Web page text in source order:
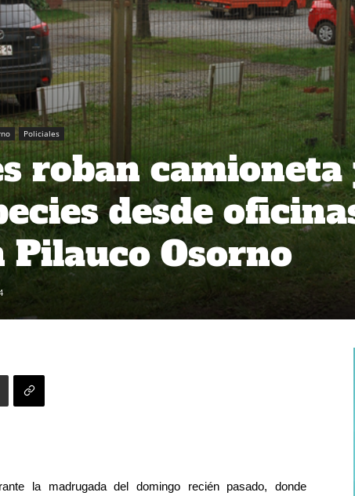
Policiales
roban camioneta
desde
Pilauco Osorno
la madrugada del domingo recién pasado, donde